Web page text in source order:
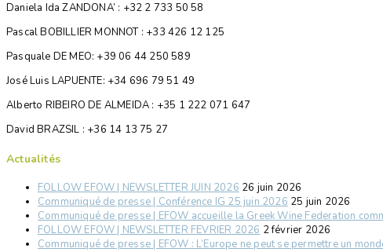
Daniela Ida ZANDONA’ : +32 2 733 50 58
Pascal BOBILLIER MONNOT : +33 426 12 125
Pasquale DE MEO: +39 06 44 250 589
José Luis LAPUENTE: +34 696 79 51 49
Alberto RIBEIRO DE ALMEIDA : +35 1 222 071 647
David BRAZSIL : +36 14 13 75 27
Actualités
FOLLOW EFOW | NEWSLETTER JUIN 2026 26 juin 2026
Communiqué de presse | Conférence IG 25 juin 2026 25 juin 2026
Communiqué de presse | EFOW accueille la Greek Wine Federation
FOLLOW EFOW | NEWSLETTER FEVRIER 2026 2 février 2026
Communiqué de presse | EFOW : L’Europe ne peut se permettre un